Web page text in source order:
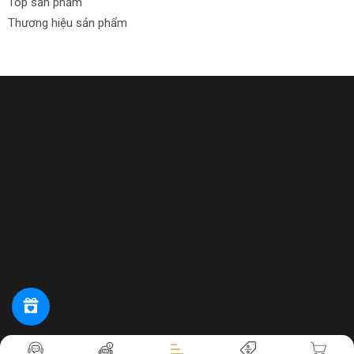
phẩm gỗ khác. Quá trình bào gỗ giúp tạo ra các sản phẩm có
bề mặt mịn và chính xác, phục vụ cho việc sản xuất nội thất và
Công dụng của máy bào gỗ trong việc
Trên thị trường hiện nay, có nhiều loại máy bào gỗ phổ biến,
mỗi loại phục vụ cho các mục đích sử dụng khác nhau.
Máy bào gỗ đa năng
Thương hiệu sản phẩm
Tiến hành thanh toán